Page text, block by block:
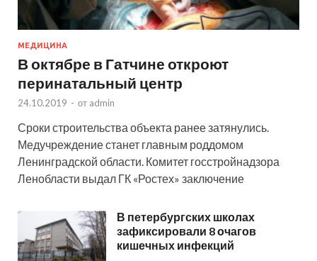
МЕДИЦИНА
В октябре в Гатчине откроют
перинатальный центр
24.10.2019 - от admin
Сроки строительства объекта ранее затянулись.
Медучреждение станет главным роддомом
Ленинградской области. Комитет госстройнадзора
Ленобласти выдал ГК «Ростех» заключение
В петербургских школах
зафиксировали 8 очагов
кишечных инфекций